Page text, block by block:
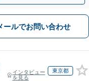
ールでお問い合わせ
インタビュー
を見る
東京都